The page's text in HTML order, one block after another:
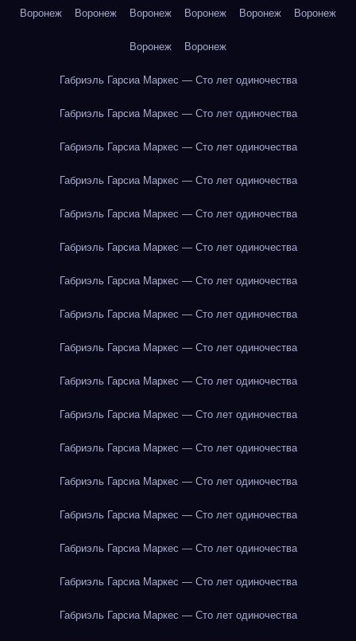
Воронеж Воронеж Воронеж Воронеж Воронеж Воронеж
Воронеж Воронеж
Габриэль Гарсиа Маркес — Сто лет одиночества
Габриэль Гарсиа Маркес — Сто лет одиночества
Габриэль Гарсиа Маркес — Сто лет одиночества
Габриэль Гарсиа Маркес — Сто лет одиночества
Габриэль Гарсиа Маркес — Сто лет одиночества
Габриэль Гарсиа Маркес — Сто лет одиночества
Габриэль Гарсиа Маркес — Сто лет одиночества
Габриэль Гарсиа Маркес — Сто лет одиночества
Габриэль Гарсиа Маркес — Сто лет одиночества
Габриэль Гарсиа Маркес — Сто лет одиночества
Габриэль Гарсиа Маркес — Сто лет одиночества
Габриэль Гарсиа Маркес — Сто лет одиночества
Габриэль Гарсиа Маркес — Сто лет одиночества
Габриэль Гарсиа Маркес — Сто лет одиночества
Габриэль Гарсиа Маркес — Сто лет одиночества
Габриэль Гарсиа Маркес — Сто лет одиночества
Габриэль Гарсиа Маркес — Сто лет одиночества